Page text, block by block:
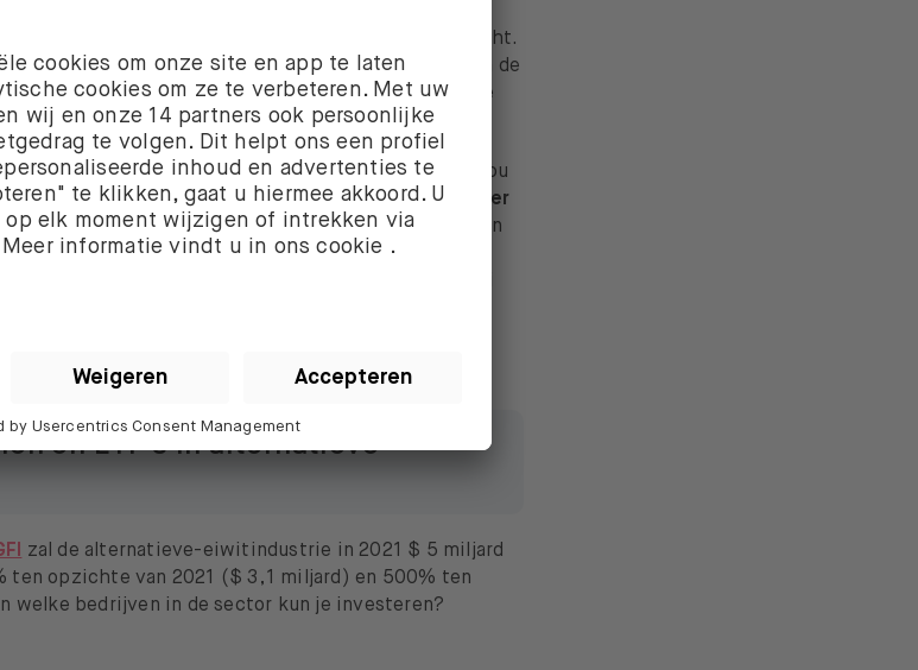
de smaak, textuur, geur en het uiterlijk van
zonder dat er dieren voor worden gefokt en geslacht.
‘vlees’, vlees dat is gekweekt uit cellen van de
(ook wel kweekvlees genoemd) en fermentatie
(GFI)verzamelde gegevensvan leveranciers zou
van alternatieve eiwitten gemiddeld 87% minder water
voor een hamburger van rundvlees. Dit resulteert in
en ecologische impact. Een welkome besparing.
Footprint Network leeft de mensheid vanaf 28 juli
en ETF’s in alternatieve
zal de alternatieve-eiwitindustrie in 2021 $ 5 miljard
ten opzichte van 2021 ($ 3,1 miljard) en 500% ten
welke bedrijven in de sector kun je investeren?